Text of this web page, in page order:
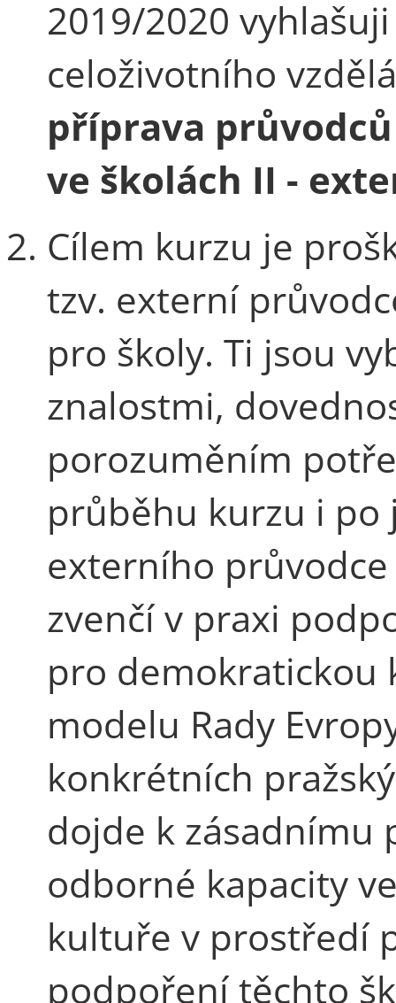
2019/2020
celoživotního
příprava
ve školách II -
Cílem kurzu je
tzv. externí
pro školy. Ti jsou
znalostmi,
porozuměním
průběhu kurzu i po
externího
zvenčí v praxi
pro
modelu Rady
konkrétních
dojde k zásadnímu
odborné kapacity
kultuře v prostředí
podpoření těchto